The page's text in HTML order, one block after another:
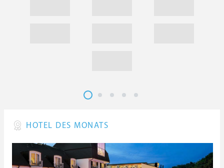
HOTEL DES MONATS